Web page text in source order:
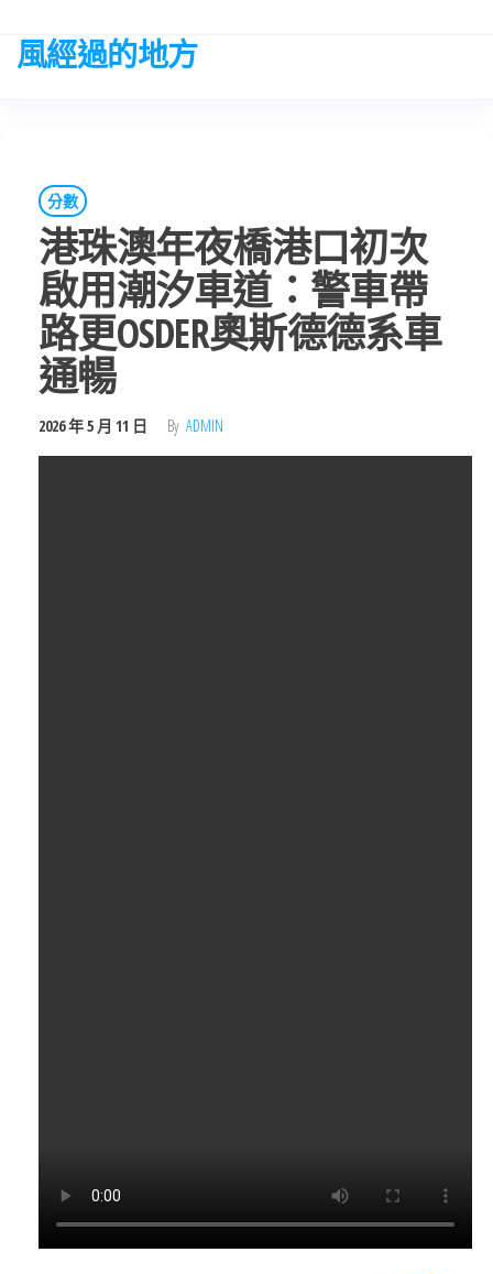
the
風經過的地方
分數
港珠澳年夜橋港口初次
啟用潮汐車道：警車帶
路更OSDER奧斯德德系車
通暢
2026 年 5 月 11 日 By ADMIN